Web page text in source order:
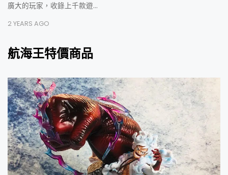
廣大的玩家，收錄上千款遊…
2 YEARS AGO
航海王特價商品